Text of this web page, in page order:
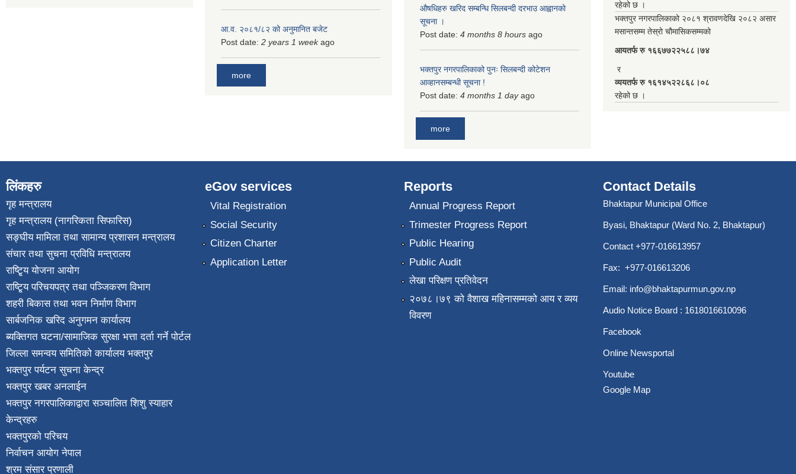
आ.व. २०८१/८२ को अनुमानित बजेट
Post date: 2 years 1 weekago
more
औषधिहरु खरिद सम्बन्धि सिलबन्दी दरभाउ आह्वानको
सूचना ।
Post date: 4 months 8 hours ago
भक्तपुर नगरपालिकाको पुनः सिलबन्दी कोटेशन
आव्हानसम्बन्धी सूचना !
Post date: 4 months 1 dayago
more
रहेको छ ।
भक्तपुर नगरपालिकाको २०८१ श्रावणदेखि २०८२ असार
मसान्तसम्म तेस्रो चौमासिकसम्मको
आयतर्फ रु‌ १६६७७२२५८८।७४
र
व्ययतर्फ रु १६१४५२२८६८।०८
रहेको छ ।
लिंकहरु
गृह मन्त्रालय
गृह मन्त्रालय (नागरिकता सिफारिस)
सङ्घीय मामिला तथा सामान्य प्रशासन मन्त्रालय
संचार तथा सुचना प्रविधि मन्त्रालय
राष्टि्ृय योजना आयोग
राष्टि्ृय परिचयपत्र तथा पञ्जिकरण विभाग
शहरी बिकास तथा भवन निर्माण विभाग
सार्बजनिक खरिद अनुगमन कार्यालय
ब्यक्तिगत घटना/सामाजिक सुरक्षा भत्ता दर्ता गर्ने पोर्टल
जिल्ला समन्वय समितिको कार्यालय भक्तपुर
भक्तपुर पर्यटन सुचना केन्द्र
भक्तपुर खबर अनलाईन
भक्तपुर नगरपालिकाद्वारा सञ्चालित शिशु स्याहार
केन्द्रहरु
भक्तपुरकाे परिचय
निर्वाचन आयोग नेपाल
श्रम संसार प्रणाली
eGov services
Vital Registration
Social Security
Citizen Charter
Application Letter
Reports
Annual Progress Report
Trimester Progress Report
Public Hearing
Public Audit
लेखा परिक्षण प्रतिवेदन
२०७८।७९ को वैशाख महिनासम्मको आय र व्यय
विवरण
Contact Details
Bhaktapur Municipal Office
Byasi, Bhaktapur (Ward No. 2, Bhaktapur)
Contact +977-016613957
Fax: +977-016613206
Email: info@bhaktapurmun.gov.np
Audio Notice Board : 1618016610096
Facebook
Online Newsportal
Youtube
Google Map